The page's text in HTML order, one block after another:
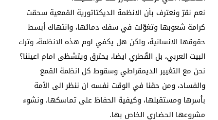
نعم نقرّ ونعترف بأن الانظمة الديكتاتورية القمعية سحقت
كرامة شعوبها وتغوّلت في سفك دمائها، وانتهاك أبسط
حقوقها الانسانية، ولكن هل يكفي لوم هذه الانظمة، وترك
البيت العربي، بل القُطري ايضا، يحترق ويتشظى امام اعيننا؟
نحن مع التغيير الديمقراطي وسقوط كل انظمة القمع
والفساد، ومن حقنا في الوقت نفسه ان ننظر الى الأمة
بأسرها ومستقبلها، وكيفية الحفاظ على تماسكها، ونشوء
مشروعها الحضاري الخاص بها.